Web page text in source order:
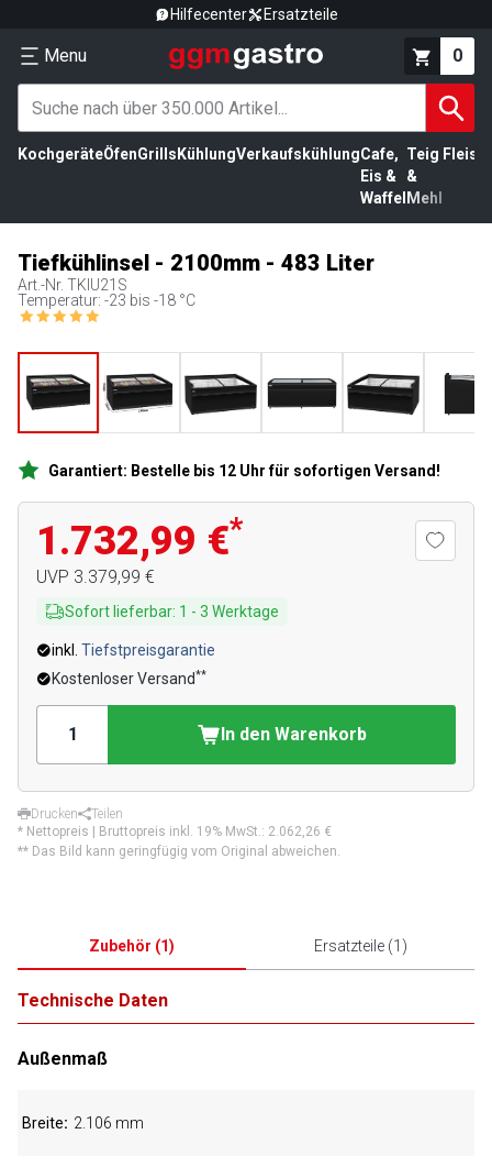
Hilfecenter Ersatzteile
Menu 0
KochgeräteÖfenGrills KühlungVerkaufskühlungCafe,
Eis &
Waffel
Teig
&
Mehl
Tiefkühlinsel - 2100mm - 483 Liter
Art.-Nr. TKIU21S
Temperatur: -23 bis -18 °C
Garantiert: Bestelle bis 12 Uhr für sofortigen Versand!
1.732,99 €*
UVP 3.379,99 €
Sofort lieferbar: 1 - 3 Werktage
inkl. Tiefstpreisgarantie
Kostenloser Versand**
In den Warenkorb
Drucken
Teilen
* Nettopreis | Bruttopreis inkl. 19% MwSt.: 2.062,26 €
** Das Bild kann geringfügig vom Original abweichen.
Zubehör (1) Ersatzteile(1 )
Technische Daten
Außenmaß
Breite 2.106 mm